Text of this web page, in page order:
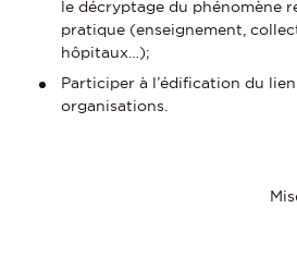
le décryptage du phénomène
pratique (enseignement,
hôpitaux…);
Participer à l’édification du
organisations.